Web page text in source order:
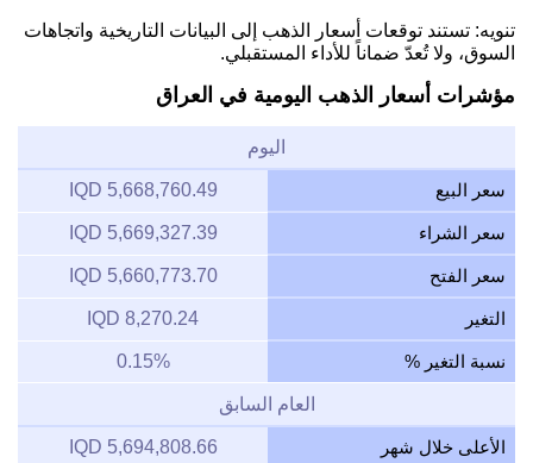
تنويه: تستند توقعات أسعار الذهب إلى البيانات التاريخية واتجاهات
السوق، ولا تُعدّ ضماناً للأداء المستقبلي.
مؤشرات أسعار الذهب اليومية في العراق
اليوم
سعر البيع 5,668,760.49 IQD
سعر الشراء 5,669,327.39 IQD
سعر الفتح 5,660,773.70 IQD
التغير 8,270.24 IQD
نسبة التغير % 0.15%
العام السابق
الأعلى خلال شهر 5,694,808.66 IQD